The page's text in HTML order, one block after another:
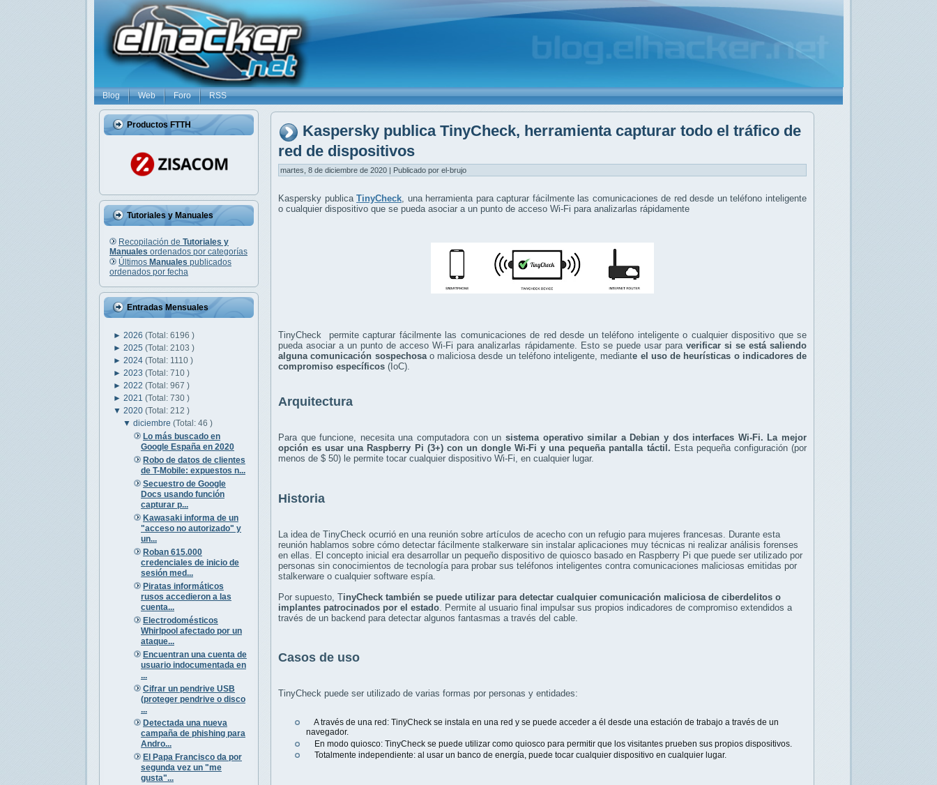
Blog Web Foro RSS
Productos FTTH
Tutoriales y Manuales
Recopilación de Tutoriales y
Manuales ordenados por categorías
Últimos Manuales publicados
ordenados por fecha
Entradas Mensuales
► 2026 (Total: 6196 )
► 2025 (Total: 2103 )
► 2024 (Total: 1110 )
► 2023 (Total: 710 )
► 2022 (Total: 967 )
► 2021 (Total: 730 )
▼ 2020 (Total: 212 )
▼diciembre(Total: 46 )
Lo más buscado en
Google España en 2020
Robo de datos de clientes
de T-Mobile: expuestos n...
Secuestro de Google
Docs usando función
capturar p...
Kawasaki informa de un
"acceso no autorizado" y
un...
Roban 615.000
credenciales de inicio de
sesión med...
Piratas informáticos
rusos accedieron a las
cuenta...
Electrodomésticos
Whirlpool afectado por un
ataque...
Encuentran una cuenta de
usuario indocumentada en
...
Cifrar un pendrive USB
(proteger pendrive o disco
...
Detectada una nueva
campaña de phishing para
Andro...
El Papa Francisco da por
segunda vez un "me
gusta"...
Kaspersky publica TinyCheck, herramienta capturar todo el tráfico de
red de dispositivos
martes, 8 de diciembre de 2020 | Publicado por el-brujo
Kaspersky publicaTinyCheck , una herramienta para capturar fácilmente las comunicaciones de red desde un teléfono inteligente
o cualquier dispositivo que se pueda asociar a un punto de acceso Wi-Fi para analizarlas rápidamente
TinyCheck permite capturar fácilmente las comunicaciones de red desde un teléfono inteligente o cualquier dispositivo que se
pueda asociar a un punto de acceso Wi-Fi para analizarlas rápidamente. Esto se puede usar para verificar si se está saliendo
alguna comunicación sospechosao maliciosa desde un teléfono inteligente, mediante el uso de heurísticas o indicadores de
compromiso específicos (IoC).
Arquitectura
Para que funcione, necesita una computadora con un sistema operativo similar a Debian y dos interfaces Wi-Fi. La mejor
opción es usar una Raspberry Pi (3+) con un dongle Wi-Fi y una pequeña pantalla táctil. Esta pequeña configuración (por
menos de $ 50) le permite tocar cualquier dispositivo Wi-Fi, en cualquier lugar.
Historia
La idea de TinyCheck ocurrió en una reunión sobre artículos de acecho con un refugio para mujeres francesas. Durante esta
reunión hablamos sobre cómo detectar fácilmente stalkerware sin instalar aplicaciones muy técnicas ni realizar análisis forenses
en ellas. El concepto inicial era desarrollar un pequeño dispositivo de quiosco basado en Raspberry Pi que puede ser utilizado por
personas sin conocimientos de tecnología para probar sus teléfonos inteligentes contra comunicaciones maliciosas emitidas por
stalkerware o cualquier software espía.
Por supuesto, TinyCheck también se puede utilizar para detectar cualquier comunicación maliciosa de ciberdelitos o
implantes patrocinados por el estado . Permite al usuario final impulsar sus propios indicadores de compromiso extendidos a
través de un backend para detectar algunos fantasmas a través del cable.
Casos de uso
TinyCheck puede ser utilizado de varias formas por personas y entidades:
A través de una red: TinyCheck se instala en una red y se puede acceder a él desde una estación de trabajo a través de un
navegador.
En modo quiosco: TinyCheck se puede utilizar como quiosco para permitir que los visitantes prueben sus propios dispositivos.
Totalmente independiente: al usar un banco de energía, puede tocar cualquier dispositivo en cualquier lugar.